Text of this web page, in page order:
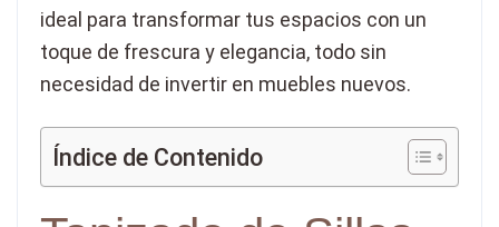
ideal para transformar tus espacios con un
toque de frescura y elegancia, todo sin
necesidad de invertir en muebles nuevos.
Índice de Contenido